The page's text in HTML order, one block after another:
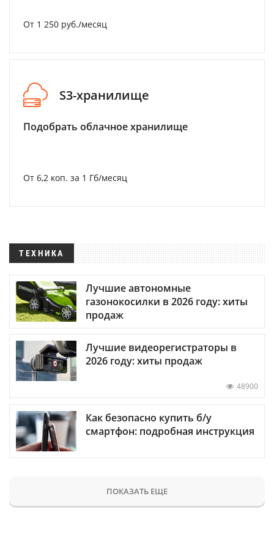
От 1 250 руб./месяц
S3-хранилище
Подобрать облачное хранилище
От 6,2 коп. за 1 Гб/месяц
ТЕХНИКА
Лучшие автономные
газонокосилки в 2026 году: хиты
продаж
Лучшие видеорегистраторы в
2026 году: хиты продаж
48900
Как безопасно купить б/у
смартфон: подробная инструкция
ПОКАЗАТЬ ЕЩЕ